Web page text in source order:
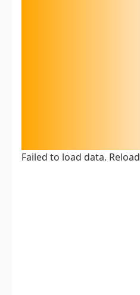
Failed to load data.